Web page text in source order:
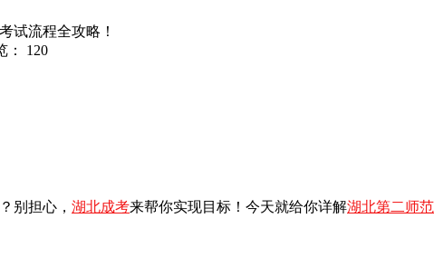
试流程全攻略！
： 120
别担心， 湖北成考来帮你实现目标！今天就给你详解湖北第二师